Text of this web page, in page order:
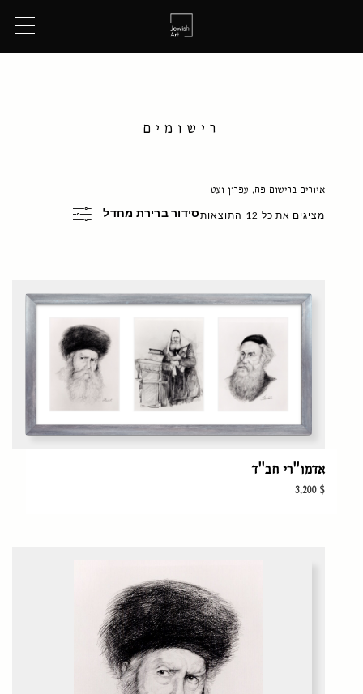
רישומים
איורים ברישום פח, עפרון ועט
מציגים את כל ⁦12⁩ התוצאות סידור ברירת מחדל
אדמו"רי חב"ד
3,200 $